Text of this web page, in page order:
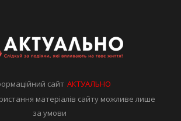
сайтАКТУАЛЬНО
матеріалів сайту можливе лише
за умови